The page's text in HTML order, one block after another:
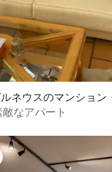
ネウスのマンション
なアパート